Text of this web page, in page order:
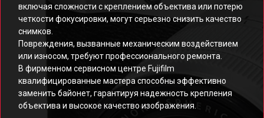
включая сложности с креплением объектива или потерю
четкости фокусировки, могут серьезно снизить качество
снимков.
Повреждения, вызванные механическим воздействием
или износом, требуют профессионального ремонта.
В фирменном сервисном центре Fujifilm
квалифицированные мастера способны эффективно
заменить байонет, гарантируя надежность крепления
объектива и высокое качество изображения.